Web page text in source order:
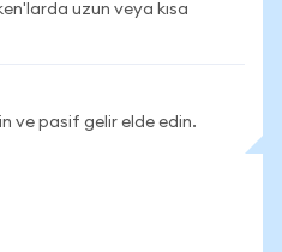
uzun veya kısa
ve pasif gelir elde edin.